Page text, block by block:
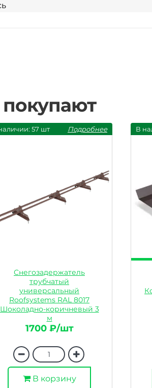
57 шт Подробнее
Снегозадержатель
трубчатый
универсальный
Roofsystems RAL 8017
Шоколадно-коричневый 3
м
Артикул: 09290
1700 ₽/шт
В корзину
В